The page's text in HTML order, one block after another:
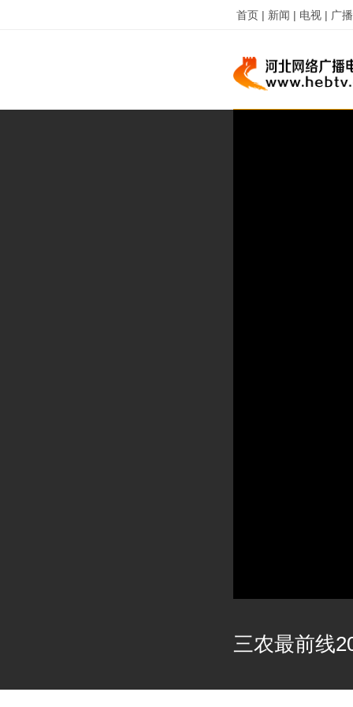
首页 | 新闻 | 电视 | 广
三农最前线